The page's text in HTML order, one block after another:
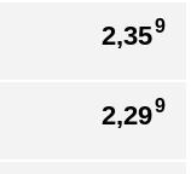
2,359
2,299